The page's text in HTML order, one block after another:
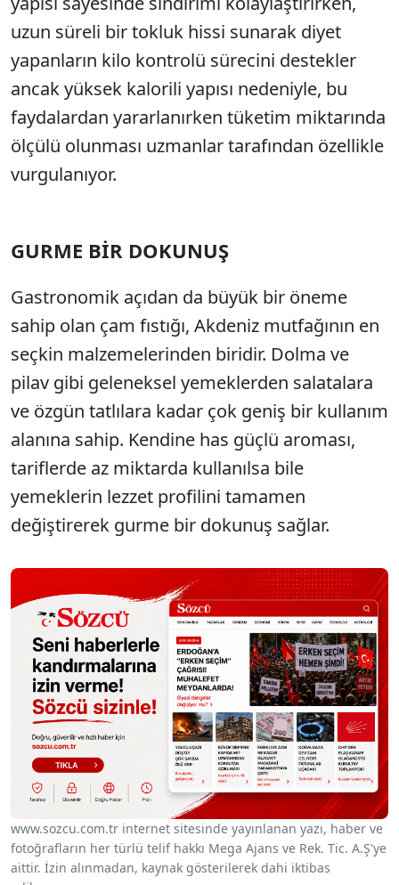
uzun süreli bir tokluk hissi sunarak diyet
yapanların kilo kontrolü sürecini destekler
ancak yüksek kalorili yapısı nedeniyle, bu
faydalardan yararlanırken tüketim miktarında
ölçülü olunması uzmanlar tarafından özellikle
vurgulanıyor.
GURME BİR DOKUNUŞ
Gastronomik açıdan da büyük bir öneme
sahip olan çam fıstığı, Akdeniz mutfağının en
seçkin malzemelerinden biridir. Dolma ve
pilav gibi geleneksel yemeklerden salatalara
ve özgün tatlılara kadar çok geniş bir kullanım
alanına sahip. Kendine has güçlü aroması,
tariflerde az miktarda kullanılsa bile
yemeklerin lezzet profilini tamamen
değiştirerek gurme bir dokunuş sağlar.
www.sozcu.com.tr internet sitesinde yayınlanan yazı, haber ve
fotoğrafların her türlü telif hakkı Mega Ajans ve Rek. Tic. A.Ş'ye
aittir. İzin alınmadan, kaynak gösterilerek dahi iktibas